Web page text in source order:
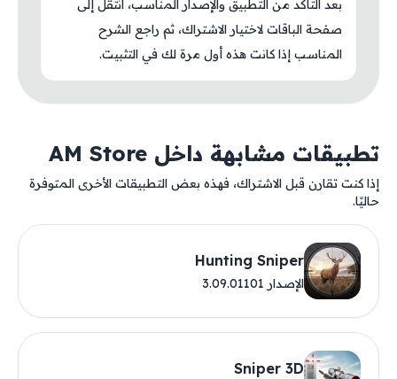
بعد التأكد من التطبيق والإصدار المناسب، انتقل إلى
صفحة الباقات لاختيار الاشتراك، ثم راجع الشرح
المناسب إذا كانت هذه أول مرة لك في التثبيت.
تطبيقات مشابهة داخل AM Store
إذا كنت تقارن قبل الاشتراك، فهذه بعض التطبيقات الأخرى المتوفرة
حاليًا.
Hunting Sniper
الإصدار 3.09.01101
Sniper 3D